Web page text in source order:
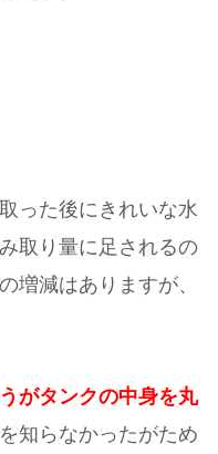
った後にきれいな水
取り量に足されるの
増減はありますが、
がタンクの中身を丸
知らなかったがため